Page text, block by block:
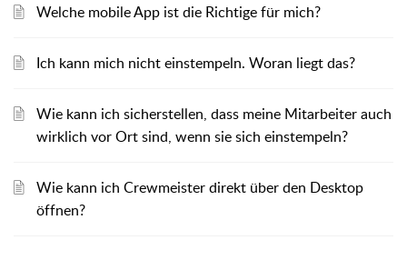
Welche mobile App ist die Richtige für mich?
Ich kann mich nicht einstempeln. Woran liegt das?
Wie kann ich sicherstellen, dass meine Mitarbeiter auch
wirklich vor Ort sind, wenn sie sich einstempeln?
Wie kann ich Crewmeister direkt über den Desktop
öffnen?